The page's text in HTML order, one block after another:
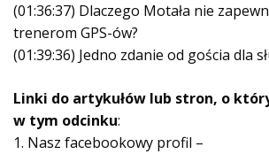
(01:36:37) Dlaczego Motała nie
trenerom GPS-ów?
(01:39:36) Jedno zdanie od gościa dla
Linki do artykułów lub stron, o
w tym odcinku:
1. Nasz facebookowy profil –